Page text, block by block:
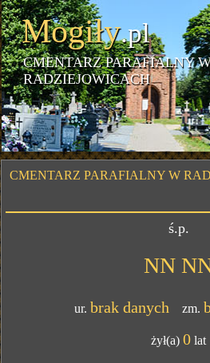
Mogiły.pl
CMENTARZ PARAFIALNY
RADZIEJOWICACH
CMENTARZ PARAFIALNY W
ś.p.
NN
ur. brak danych zm.
żył(a)0 lat